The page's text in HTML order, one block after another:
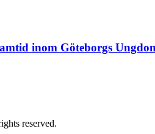
inom Göteborgs
reserved.